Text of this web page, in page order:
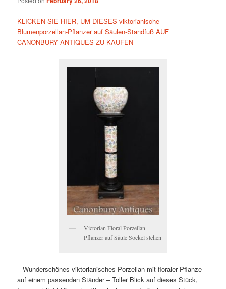
KLICKEN SIE HIER, UM DIESES viktorianische
Blumenporzellan-Pflanzer auf Säulen-Standfuß AUF
CANONBURY ANTIQUES ZU KAUFEN
Victorian Floral Porzellan
Pflanzer auf Säule Sockel stehen
– Wunderschönes viktorianisches Porzellan mit floraler Pflanze
auf einem passenden Ständer – Toller Blick auf dieses Stück,